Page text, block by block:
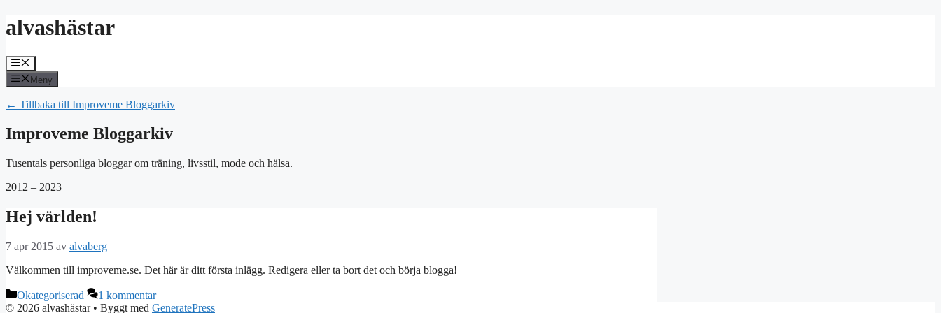
Hoppa
till
alvashästar
Meny
Meny
← Tillbaka till Improveme Bloggarkiv
Improveme Bloggarkiv
Tusentals personliga bloggar om träning, livsstil, mode och hälsa.
2012 – 2023
Hej världen!
7 apr 2015 av alvaberg
Välkommen till improveme.se. Det här är ditt första inlägg. Redigera eller ta bort det och börja blogga!
Kategorier
Okategoriserad
1 kommentar
© 2026 alvashästar• Byggt med GeneratePress